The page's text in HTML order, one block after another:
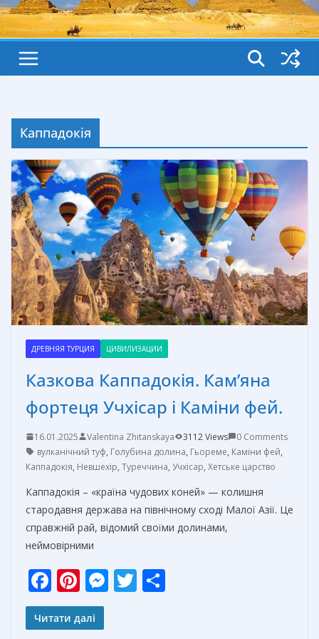
Каппадокія
ДРЕВНЯЯ ТУРЦИЯ ЦИВИЛИЗАЦИИ
Казкова Каппадокія. Кам’яна
фортеця Учхісар і Каміни фей.
16.01.2025 Valentina Zhitanskaya 3112 Views
0 Comments
вулканічний туф, Голубина долина, Гьореме, Каміни фей,
Каппадокія, Невшехір, Туреччина, Учхісар, Хетське царство
Каппадокія – «країна чудових коней» — колишня
стародавня держава на північному сході Малої Азії. Це
справжній рай, відомий своїми долинами,
неймовірними
F
ac
e
Pi
nt
er
M T
Читати далі